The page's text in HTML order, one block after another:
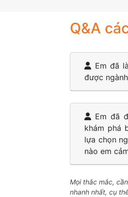
Q&A
Em đã
được
Em đã
khám phá
lựa chọn
nào em
Mọi thắc mắc,
nhanh nhất, cụ